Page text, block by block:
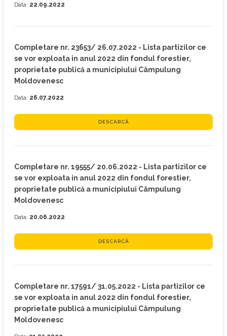
Data: 22.09.2022
Completare nr. 23653/ 26.07.2022 - Lista partizilor ce
se vor exploata in anul 2022 din fondul forestier,
proprietate publică a municipiului Câmpulung
Moldovenesc
Data: 26.07.2022
DESCARCĂ
Completare nr. 19555/ 20.06.2022 - Lista partizilor ce
se vor exploata in anul 2022 din fondul forestier,
proprietate publică a municipiului Câmpulung
Moldovenesc
Data: 20.06.2022
DESCARCĂ
Completare nr. 17591/ 31.05.2022 - Lista partizilor ce
se vor exploata in anul 2022 din fondul forestier,
proprietate publică a municipiului Câmpulung
Moldovenesc